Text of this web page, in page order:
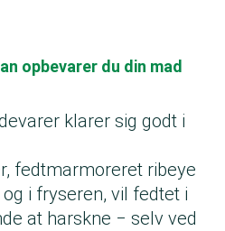
opbevarer du din mad
klarer sig godt i
fedtmarmoreret ribeye
i fryseren, vil fedtet i
at harskne ‒ selv ved